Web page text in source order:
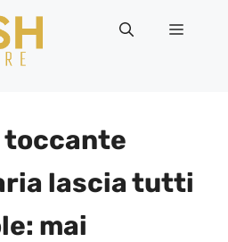
Menu
toccante
lascia tutti
mai